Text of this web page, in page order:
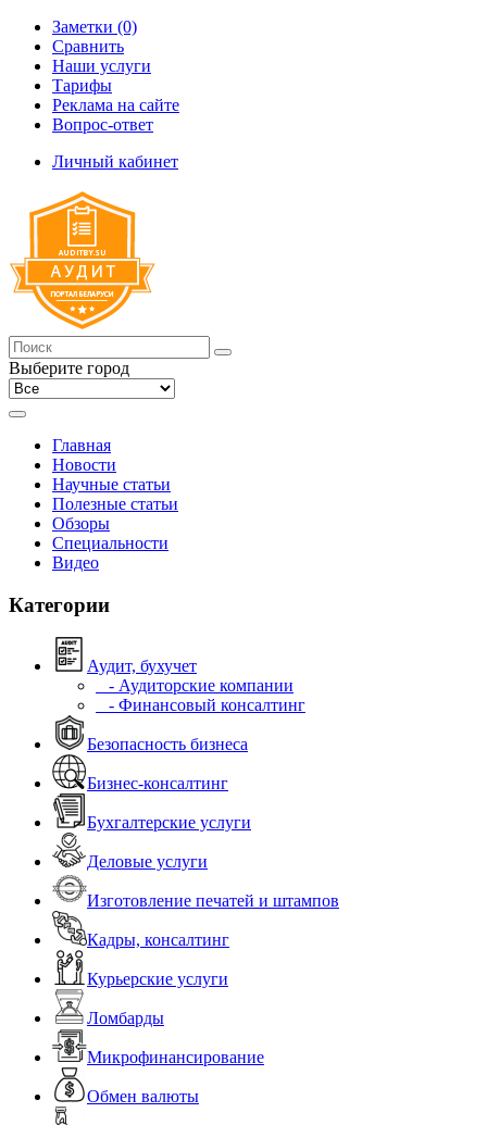
Заметки (0)
Сравнить
Наши услуги
Тарифы
Реклама на сайте
Вопрос-ответ
Личный кабинет
Выберите город
Главная
Новости
Научные статьи
Полезные статьи
Обзоры
Специальности
Видео
Категории
Аудит, бухучет
- Аудиторские компании
- Финансовый консалтинг
Безопасность бизнеса
Бизнес-консалтинг
Бухгалтерские услуги
Деловые услуги
Изготовление печатей и штампов
Кадры, консалтинг
Курьерские услуги
Ломбарды
Микрофинансирование
Обмен валюты